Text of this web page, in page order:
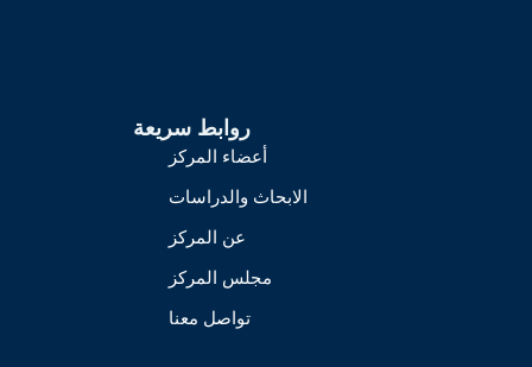
روابط سريعة
أعضاء المركز
الابحاث والدراسات
عن المركز
مجلس المركز
تواصل معنا